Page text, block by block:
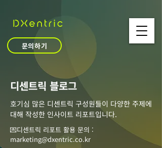
문의하기
​디센트릭 블로그
호기심 많은 디센트릭 구성원들이 다양한 주제에
대해 작성한 인사이트 리포트입니다.
💌디센트릭 리포트 활용 문의 :
marketing@dxentric.co.kr